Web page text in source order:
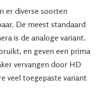
er diverse soorten
De meest standaard
is de analoge variant.
en geven een prima
vervangen door HD
veel toegepaste variant